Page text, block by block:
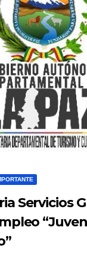
Servicios